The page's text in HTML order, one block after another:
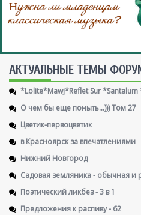
AКТУАЛЬНЫЕ ТЕМЫ
*Lolite*Mawj*Reflet Sur
О чем бы еще поныть...))) Том 27
Цветик-первоцветик
в Красноярск за впечатлениями
Нижний Новгород
Садовая земляника - обычная и
Поэтический ликбез - 3 в 1
Предложения к распиву - 62